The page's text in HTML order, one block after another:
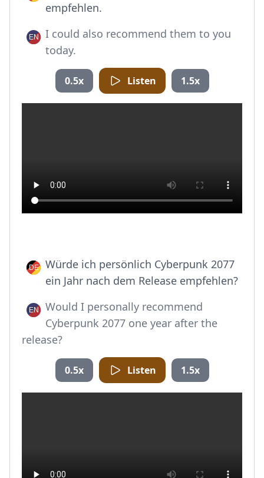
empfehlen.
I could also recommend them to you
today.
0.5x Listen 1.5x
Würde ich persönlich Cyberpunk 2077
ein Jahr nach dem Release empfehlen?
Would I personally recommend
Cyberpunk 2077 one year after the
release?
0.5x Listen 1.5x